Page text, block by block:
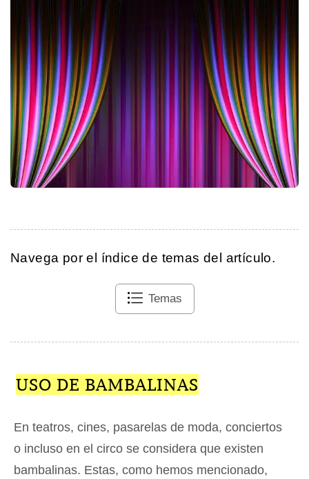
Navega por el índice de temas del artículo.
Temas
USO DE BAMBALINAS
En teatros, cines, pasarelas de moda, conciertos
o incluso en el circo se considera que existen
bambalinas. Estas, como hemos mencionado,